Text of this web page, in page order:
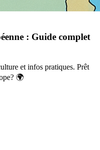
: Guide complet
et infos pratiques. Prêt
🌍